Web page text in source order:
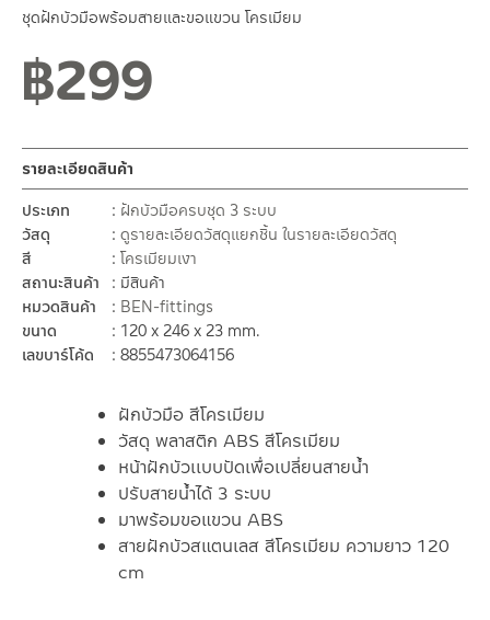
ชุดฝักบัวมือพร้อมสายและขอแขวน โครเมียม
฿299
ฝักบัวมือ สีโครเมียม
วัสดุ พลาสติก ABS สีโครเมียม
หน้าฝักบัวเเบบปัดเพื่อเปลี่ยนสายน้ำ
ปรับสายน้ำได้ 3 ระบบ
มาพร้อมขอแขวน ABS
สายฝักบัวสแตนเลส สีโครเมียม ความยาว 120
cm
รายละเอียดสินค้า
ประเภท
ฝักบัวมือครบชุด 3 ระบบ
วัสดุ
ดูรายละเอียดวัสดุแยกชิ้น ในรายละเอียดวัสดุ
สี
โครเมียมเงา
สถานะสินค้า
มีสินค้า
หมวดสินค้า
BEN-fittings
ขนาด
120 x 246 x 23 mm.
เลขบาร์โค้ด
8855473064156